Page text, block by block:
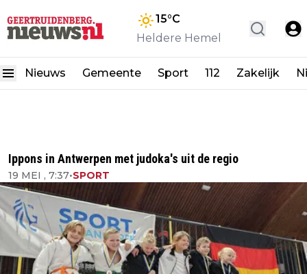
15°C
Heldere Hemel
Nieuws Gemeente Sport 112 Zakelijk
Ippons in Antwerpen met judoka's uit de regio
19 MEI , 7:37•SPORT